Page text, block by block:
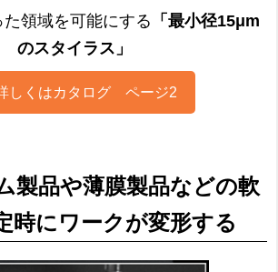
領域を可能にする 「最小径15μm
のスタイラス」
しくはカタログ ページ2
製品や薄膜製品などの軟
時にワークが変形する